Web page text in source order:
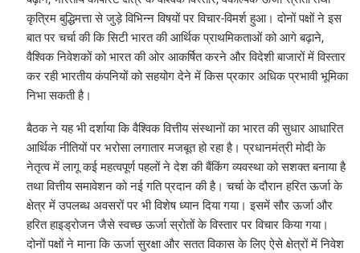
कृत्रिम बुद्धिमत्ता से जुड़े विभिन्न विषयों पर विचार-विमर्श हुआ। दोनों पक्षों ने इस
बात पर चर्चा की कि सिटी भारत की आर्थिक प्राथमिकताओं को आगे बढ़ाने,
वैश्विक निवेशकों को भारत की ओर आकर्षित करने और विदेशी बाजारों में विस्तार
कर रही भारतीय कंपनियों को सहयोग देने में किस प्रकार अधिक प्रभावी भूमिका
निभा सकती है।
बैठक ने यह भी दर्शाया कि वैश्विक वित्तीय संस्थानों का भारत की सुधार आधारित
आर्थिक नीतियों पर भरोसा लगातार मजबूत हो रहा है। प्रधानमंत्री मोदी के
नेतृत्व में लागू कई महत्वपूर्ण पहलों ने देश की बैंकिंग व्यवस्था को सशक्त बनाया है
तथा वित्तीय समावेशन को नई गति प्रदान की है। चर्चा के दौरान हरित ऊर्जा के
क्षेत्र में उपलब्ध अवसरों पर भी विशेष ध्यान दिया गया। इसमें सौर ऊर्जा और
हरित हाइड्रोजन जैसे स्वच्छ ऊर्जा स्रोतों के विस्तार पर विचार किया गया।
दोनों पक्षों ने माना कि ऊर्जा सुरक्षा और सतत विकास के लिए ऐसे क्षेत्रों में निवेश